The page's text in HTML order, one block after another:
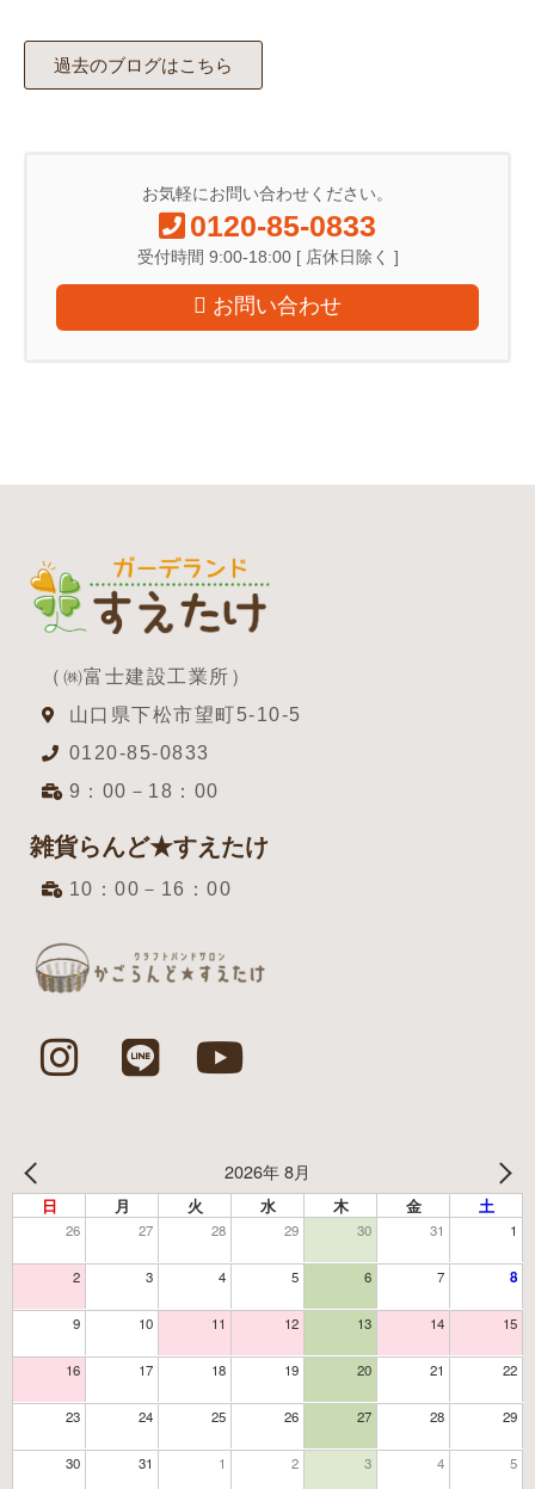
過去のブログはこちら
お気軽にお問い合わせください。
0120-85-0833
受付時間 9:00-18:00 [ 店休日除く ]
お問い合わせ
（㈱富士建設工業所）
山口県下松市望町5-10-5
0120-85-0833
9：00－18：00
雑貨らんど★すえたけ
10：00－16：00
2026年 8月
日 月 火 水 木 金 土
26 27 28 29 30 31 1
2 3 4 5 6 7 8
9 10 11 12 13 14 15
16 17 18 19 20 21 22
23 24 25 26 27 28 29
30 31 1 2 3 4 5